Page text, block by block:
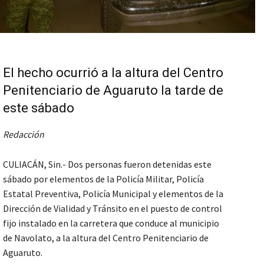
El hecho ocurrió a la altura del Centro
Penitenciario de Aguaruto la tarde de
este sábado
Redacción
CULIACÁN, Sin.- Dos personas fueron detenidas este
sábado por elementos de la Policía Militar, Policía
Estatal Preventiva, Policía Municipal y elementos de la
Dirección de Vialidad y Tránsito en el puesto de control
fijo instalado en la carretera que conduce al municipio
de Navolato, a la altura del Centro Penitenciario de
Aguaruto.